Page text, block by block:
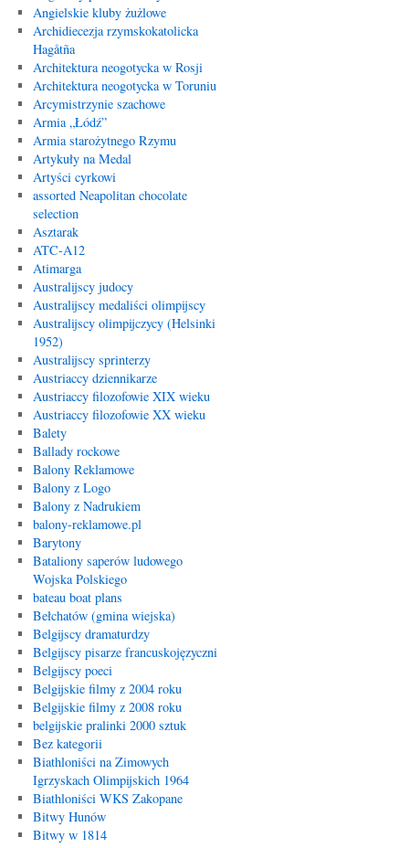
Angielskie kluby żużlowe
Archidiecezja rzymskokatolicka
Hagåtña
Architektura neogotycka w Rosji
Architektura neogotycka w Toruniu
Arcymistrzynie szachowe
Armia „Łódź”
Armia starożytnego Rzymu
Artykuły na Medal
Artyści cyrkowi
assorted Neapolitan chocolate
selection
Asztarak
ATC-A12
Atimarga
Australijscy judocy
Australijscy medaliści olimpijscy
Australijscy olimpijczycy (Helsinki
1952)
Australijscy sprinterzy
Austriaccy dziennikarze
Austriaccy filozofowie XIX wieku
Austriaccy filozofowie XX wieku
Balety
Ballady rockowe
Balony Reklamowe
Balony z Logo
Balony z Nadrukiem
balony-reklamowe.pl
Barytony
Bataliony saperów ludowego
Wojska Polskiego
bateau boat plans
Bełchatów (gmina wiejska)
Belgijscy dramaturdzy
Belgijscy pisarze francuskojęzyczni
Belgijscy poeci
Belgijskie filmy z 2004 roku
Belgijskie filmy z 2008 roku
belgijskie pralinki 2000 sztuk
Bez kategorii
Biathloniści na Zimowych
Igrzyskach Olimpijskich 1964
Biathloniści WKS Zakopane
Bitwy Hunów
Bitwy w 1814